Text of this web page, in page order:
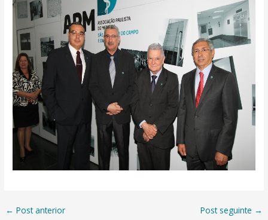
← Post anterior Post seguinte →